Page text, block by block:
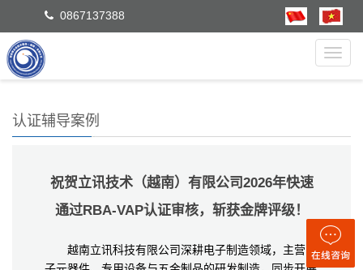
0867137388
认证辅导案例
祝贺立讯技术（越南）有限公司2026年快速
通过RBA-VAP认证审核，斩获金牌评级！
越南立讯科技有限公司深耕电子制造领域，主营电